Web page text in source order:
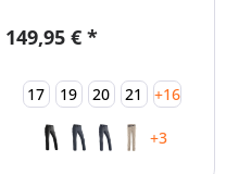
149,95 € *
17 19 20 21 +16
+3